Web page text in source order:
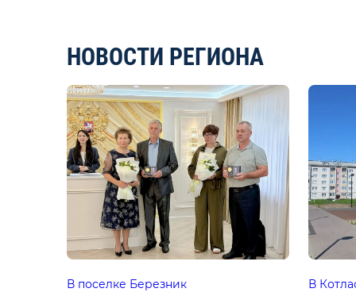
НОВОСТИ РЕГИОНА
В поселке Березник
В